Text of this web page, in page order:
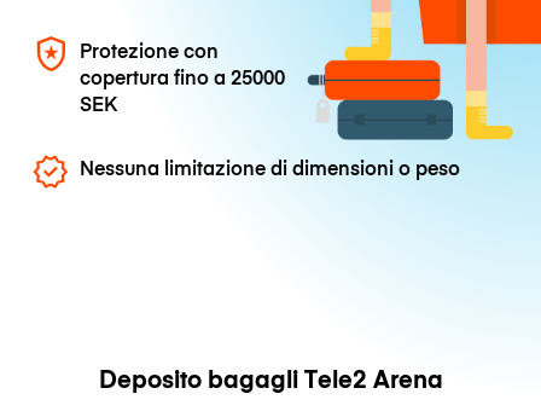
Protezione con
copertura fino a25000
SEK
Nessuna limitazione di dimensioni o peso
Deposito bagagli Tele2 Arena